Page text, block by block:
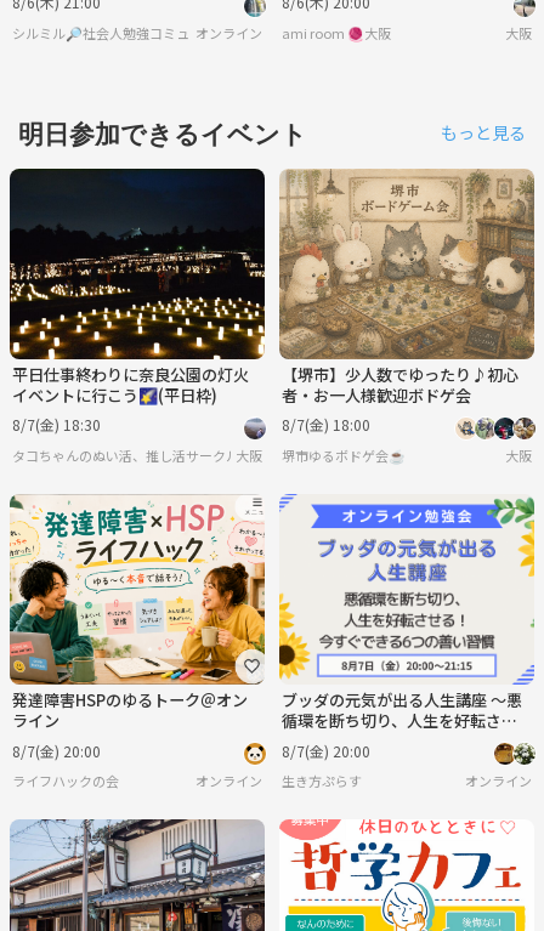
シルミル🔎社会人勉強コミュニティオンライン ami room 🧶大阪 大阪
明日参加できるイベント もっと見る
平日仕事終わりに奈良公園の灯火
イベントに行こう🌠(平日枠)
8/7(金) 18:30
タコちゃんのぬい活、推し活サークル🐙🐙
大阪
【堺市】少人数でゆったり♪初心
者・お一人様歓迎ボドゲ会
8/7(金) 18:00
堺市ゆるボドゲ会☕️ 大阪
発達障害HSPのゆるトーク＠オン
ライン
8/7(金) 20:00
ライフハックの会 オンライン
ブッダの元気が出る人生講座 ～悪
循環を断ち切り、人生を好転させ
る！ 今すぐできる6つの善い習
慣～
8/7(金) 20:00
生き方ぷらす オンライン